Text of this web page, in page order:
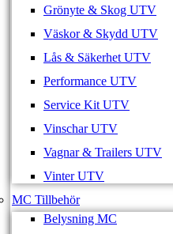
Grönyte & Skog UTV
Väskor & Skydd UTV
Lås & Säkerhet UTV
Performance UTV
Service Kit UTV
Vinschar UTV
Vagnar & Trailers UTV
Vinter UTV
MC Tillbehör
Belysning MC